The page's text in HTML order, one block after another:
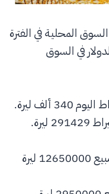
المحلية في الفترة
في السوق
وسجل سعر الأونصة عيار 995 سعر مبيع 12650000 ليرة